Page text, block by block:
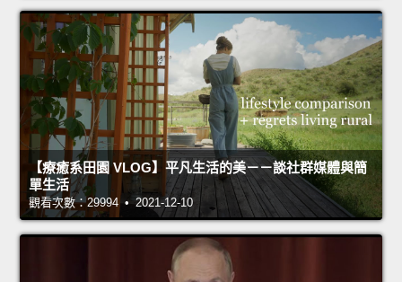
【療癒系田園 VLOG】平凡生活的美－－談社群媒體與簡
單生活
觀看次數：29994 • 2021-12-10